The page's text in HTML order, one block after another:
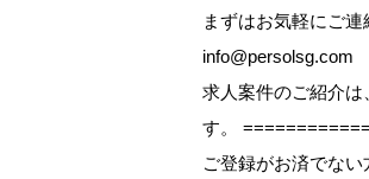
まずはお気軽にご連
info@persolsg.com
求人案件のご紹介
す。
ご登録がお済でな